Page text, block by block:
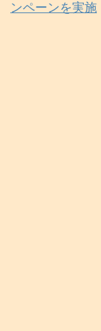
ンペーンを実施